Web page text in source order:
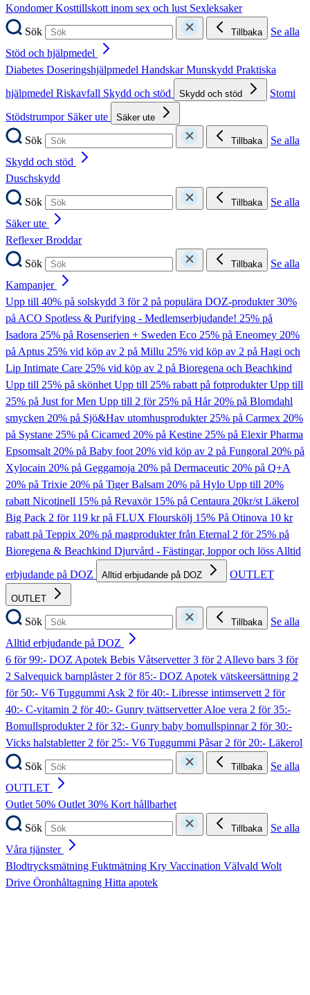
KondomerKosttillskott inom sex och lust Sexleksaker
Sök
Tillbaka
Se alla
Stöd och hjälpmedel
Diabetes Doseringshjälpmedel HandskarMunskydd Praktiska
hjälpmedel Riskavfall Skydd och stöd Skydd och stöd
Stomi
Stödstrumpor Säker ute Säker ute
Sök Tillbaka
Se alla
Skydd och stöd
Duschskydd
Sök
Tillbaka
Se alla
Säker ute
ReflexerBroddar
Sök
Tillbaka
Se alla
Kampanjer
Upp till 40% på solskydd 3 för 2 på populära DOZ-produkter30%
på ACO Spotless & Purifying - Medlemserbjudande! 25% på
Isadora 25% på Rosenserien + Sweden Eco 25% på Eneomey 20%
på Aptus 25% vid köp av 2 på Millu 25% vid köp av 2 på Hagi och
Lip Intimate Care 25% vid köp av 2 på Bioregena och Beachkind
Upp till 25% på skönhetUpp till 25% rabatt på fotprodukterUpp till
25% på Just for Men Upp till 2 för 25% på Hår20% på Blomdahl
smycken 20% på Sjö&Hav utomhusprodukter25% på Carmex 20%
på Systane 25% på Cicamed 20% på Kestine 25% på Elexir Pharma
Epsomsalt20% på Baby foot20% vid köp av 2 på Fungoral 20% på
Xylocain 20% på Geggamoja 20% på Dermaceutic 20% på Q+A
20% på Trixie 20% på Tiger Balsam 20% på Hylo Upp till 20%
rabatt Nicotinell 15% på Revaxör 15% på Centaura 20kr/st Läkerol
Big Pack 2 för 119 kr på FLUX Flourskölj 15% På Otinova 10 kr
rabatt på Teppix 20% på magprodukter från Eternal 2 för 25% på
Bioregena & Beachkind Djurvård - Fästingar, loppor och lössAlltid
erbjudande på DOZ
Alltid erbjudande på DOZ OUTLET
OUTLET
Sök Tillbaka
Se alla
Alltid erbjudande på DOZ
6 för 99:- DOZ Apotek Bebis Våtservetter3 för 2 Allevo bars 3 för
2 Salvequick barnplåster2 för 85:- DOZ Apotek vätskeersättning 2
för 50:- V6 Tuggummi Ask 2 för 40:- Libresse intimservett2 för
40:- C-vitamin 2 för 40:- Gunry tvättservetter Aloe vera 2 för 35:-
Bomullsprodukter2 för 32:- Gunry baby bomullspinnar2 för 30:-
Vicks halstabletter2 för 25:- V6 Tuggummi Påsar2 för 20:- Läkerol
Sök
Tillbaka
Se alla
OUTLET
Outlet 50% Outlet 30% Kort hållbarhet
Sök
Tillbaka
Se alla
Våra tjänster
Blodtrycksmätning Fuktmätning Kry Vaccination Välvald Wolt
Drive Öronhåltagning Hitta apotek